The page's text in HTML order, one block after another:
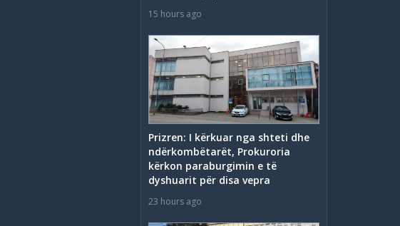
15 hours ago
Prizren: I kërkuar nga shteti dhe
ndërkombëtarët, Prokuroria
kërkon paraburgimin e të
dyshuarit për disa vepra
23 hours ago